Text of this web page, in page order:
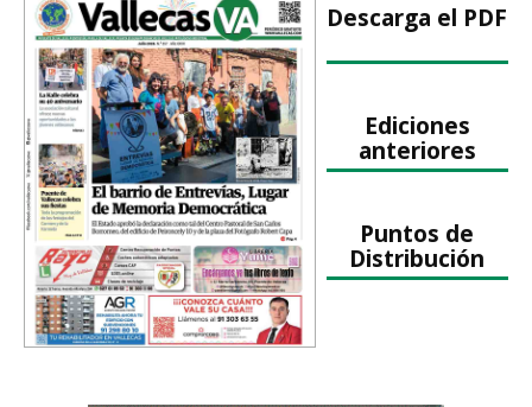
Descarga el PDF
Ediciones
anteriores
Puntos de
Distribución